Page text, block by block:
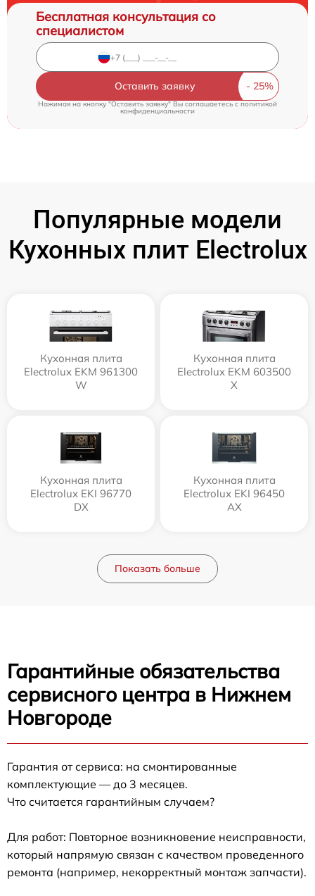
Бесплатная консультация со
специалистом
Оставить заявку
Нажимая на кнопку "Оставить заявку" Вы соглашаетесь c политикой
конфиденциальности
Популярные модели
Кухонных плит Electrolux
Кухонная плита
Electrolux EKM 961300
W
Кухонная плита
Electrolux EKM 603500
X
Кухонная плита
Electrolux EKI 96770
DX
Кухонная плита
Electrolux EKI 96450
AX
Показать больше
Гарантийные обязательства
сервисного центра в Нижнем
Новгороде
Гарантия от сервиса: на смонтированные
комплектующие — до 3 месяцев.
Что считается гарантийным случаем?
Для работ: Повторное возникновение неисправности,
который напрямую связан с качеством проведенного
ремонта (например, некорректный монтаж запчасти).